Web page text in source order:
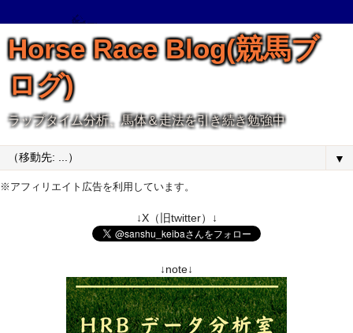
Horse Race Blog(競馬ブ
ログ)
ラップタイム分析、馬体＆走法を引き続き勉強中
▼
※アフィリエイト広告を利用しています。
↓X（旧twitter）↓
↓note↓